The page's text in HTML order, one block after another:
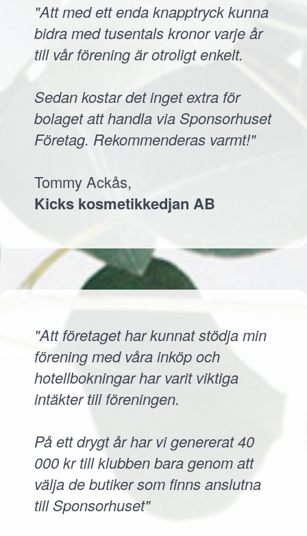
"Att med ett enda knapptryck kunna
bidra med tusentals kronor varje år
till vår förening är otroligt enkelt.
Sedan kostar det inget extra för
bolaget att handla via Sponsorhuset
Företag. Rekommenderas varmt!"
Tommy Ackås,
Kicks kosmetikkedjan AB
"Att företaget har kunnat stödja min
förening med våra inköp och
hotellbokningar har varit viktiga
intäkter till föreningen.
På ett drygt år har vi genererat 40
000 kr till klubben bara genom att
välja de butiker som finns anslutna
till Sponsorhuset"